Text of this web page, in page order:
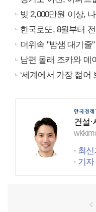
빚 2,000만원 이상,
한국로또, 8월부터
더위속 "밤샘 대기줄"
남편 몰래 조카와 데
‘세계에서 가장 젊어
건설
최신
기자